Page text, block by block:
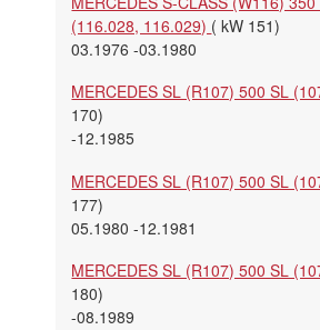
(116.028, 116.029) ( kW
03.1976 -03.1980
MERCEDES SL (R107) 500 SL
170)
-12.1985
MERCEDES SL (R107) 500 SL
05.1980 -12.1981
MERCEDES SL (R107) 500 SL
180)
-08.1989